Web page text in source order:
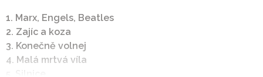
1. Marx, Engels, Beatles
2. Zajíc a koza
3. Konečně volnej
4. Malá mrtvá víla